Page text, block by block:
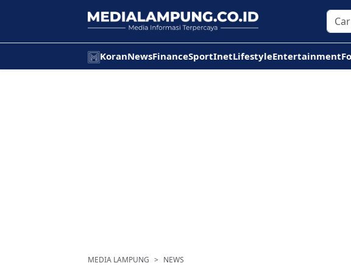
KoranNewsFinanceSportInetLifestyleEntertainment
MEDIA LAMPUNG NEWS